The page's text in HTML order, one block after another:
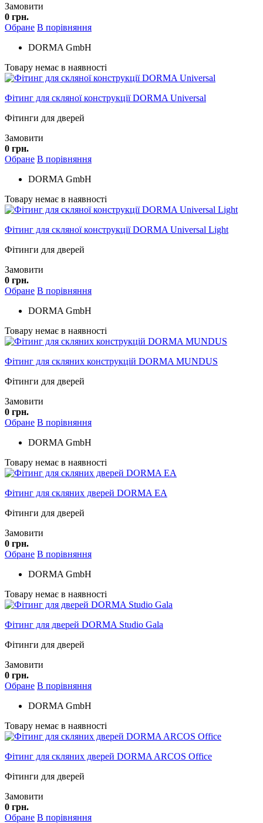
Замовити
0 грн.
Обране В порівняння
DORMA GmbH
Товару немає в наявності
Фітинг для скляної конструкції DORMA Universal
Фітинги для дверей
Замовити
0 грн.
Обране В порівняння
DORMA GmbH
Товару немає в наявності
Фітинг для скляної конструкції DORMA Universal Light
Фітинги для дверей
Замовити
0 грн.
Обране В порівняння
DORMA GmbH
Товару немає в наявності
Фітинг для скляних конструкцій DORMA MUNDUS
Фітинги для дверей
Замовити
0 грн.
Обране В порівняння
DORMA GmbH
Товару немає в наявності
Фітинг для скляних дверей DORMA EA
Фітинги для дверей
Замовити
0 грн.
Обране В порівняння
DORMA GmbH
Товару немає в наявності
Фітинг для дверей DORMA Studio Gala
Фітинги для дверей
Замовити
0 грн.
Обране В порівняння
DORMA GmbH
Товару немає в наявності
Фітинг для скляних дверей DORMA ARCOS Office
Фітинги для дверей
Замовити
0 грн.
Обране В порівняння